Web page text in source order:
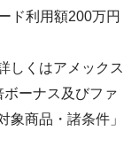
ド利用額200万円
しくはアメックス
ーナス及びファ
象商品・諸条件」